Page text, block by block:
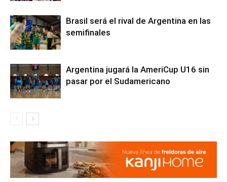
Brasil será el rival de Argentina en las
semifinales
Argentina jugará la AmeriCup U16 sin
pasar por el Sudamericano